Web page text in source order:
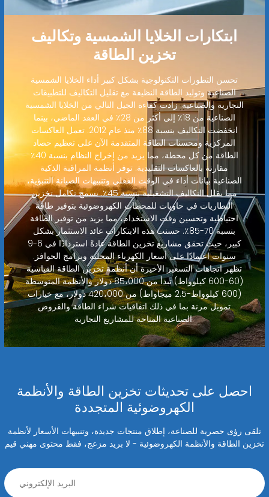
ابتكارات الخلايا الشمسية وتكاليف
تخزين الطاقة
تحسن التطورات التكنولوجية بشكل كبير أداء الخلايا الشمسية
الصناعية وتوليد الطاقة النظيفة مع تقليل التكاليف للتطبيقات
التجارية والصناعية. زادت كفاءة الجيل التالي من الخلايا الشمسية
الصناعية من 18٪ إلى أكثر من 28٪ في العقد الماضي، بينما
انخفضت التكاليف بنسبة 88٪ منذ عام 2012. تعمل العاكسات
المركزية ومحسنات الطاقة المتقدمة الآن على تعظيم حصاد
الطاقة من كل محطة، مما يزيد من إخراج النظام بنسبة 40٪
مقارنة بالعاكسات التقليدية. توفر أنظمة المراقبة الذكية
الصناعية بيانات أداء في الوقت الفعلي وتنبيهات الصيانة التنبؤية،
مما يقلل التكاليف التشغيلية بنسبة 45٪. يسمح تكامل تخزين
البطاريات في حاويات للمحطات الكهروضوئية بتوفير طاقة
احتياطية وتحسين وقت الاستخدام، مما يزيد من توفير الطاقة
بنسبة 70-85٪. حسنت هذه الابتكارات عائد الاستثمار بشكل
كبير، حيث تحقق مشاريع تخزين الطاقة عادةً استردادًا في 6-9
سنوات اعتمادًا على أسعار الكهرباء المحلية وبرامج الحوافز.
تظهر اتجاهات التسعير الأخيرة أن أنظمة تخزين الطاقة القياسية
(60-600 كيلوواط) تبدأ من 85،000 دولار والأنظمة المتوسطة
(600 كيلوواط-2.5 ميجاواط) من 420،000 دولار، مع خيارات
تمويل مرنة بما في ذلك اتفاقيات شراء الطاقة والقروض
الصناعية المتاحة للمشاريع التجارية.
احصل على تحديثات تخزين الطاقة والأنظمة
الكهروضوئية المتجددة
تلقى رؤى حصرية للصناعة، إطلاق منتجات جديدة، وتنبيهات الأسعار لأنظمة
تخزين الطاقة والأنظمة الكهروضوئية - لا بريد مزعج، فقط محتوى مهني قيم